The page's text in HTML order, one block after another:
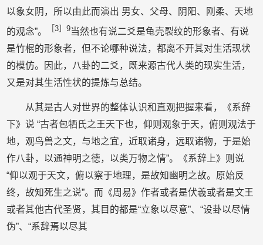
以象女阴，所以由此而演出 男女、父母、阴阳、刚柔、天地
的观念”。 ［3］9当然也有说二爻是龟壳裂纹的形象者、有说
是竹棍的形象者，但不论哪种说法，都离不开其对生活现状
的模仿。因此，八卦的二爻，既来源古代人类的现实生活，
又是对其生活性状的提炼与总结。
从其是古人对世界的整体认识和直观把握来看，《系辞
下》说 “古者包牺氏之王天下也，仰则观象于天，俯则观法于
地，观鸟兽之文，与地之宜，近取诸身，远取诸物，于是始
作八卦，以通神明之德，以类万物之情”。《系辞上》则说
“仰以观于天文，俯以察于地理，是故知幽明之故。原始反
终，故知死生之说”。而《周易》作者或者是伏羲或者是文王
或者其他古代圣贤，其目的都是“立象以尽意”、“设卦以尽情
伪”、“系辞焉以尽其